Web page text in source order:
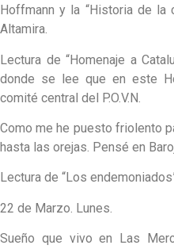
Hoffmann y la “Historia de la
Altamira.
Lectura de “Homenaje a
donde se lee que en este
comité central del P.O.V.N.
Como me he puesto friolento
hasta las orejas. Pensé en
Lectura de “Los
22 de Marzo. Lunes.
Sueño que vivo en Las